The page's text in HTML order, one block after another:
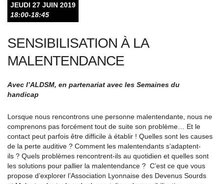
JEUDI 27 JUIN 2019
18:00-18:45
SENSIBILISATION À LA
MALENTENDANCE
Avec l’ALDSM, en partenariat avec les Semaines du
handicap
Lorsque nous rencontrons une personne malentendante, nous ne
comprenons pas forcément tout de suite son problème… Et le
contact peut parfois être difficile à établir ! Quelles sont les causes
de la perte auditive ? Comment les malentendants s’adaptent-
ils ? Quels problèmes rencontrent-ils au quotidien et quelles sont
les solutions pour pallier la malentendance ? C’est ce que vous
propose d’explorer l’Association Lyonnaise des Devenus Sourds